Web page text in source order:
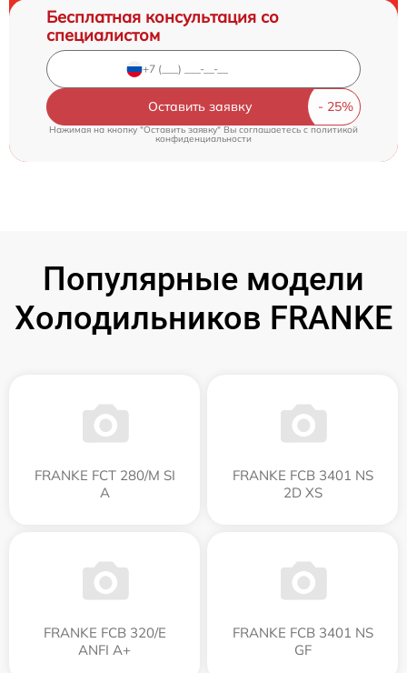
Бесплатная консультация со
специалистом
Оставить заявку
Нажимая на кнопку "Оставить заявку" Вы соглашаетесь cполитикой
конфиденциальности
Популярные модели
Холодильников FRANKE
FRANKE FCT 280/M SI
A
FRANKE FCB 3401 NS
2D XS
FRANKE FCB 320/E
ANFI A+
FRANKE FCB 3401 NS
GF